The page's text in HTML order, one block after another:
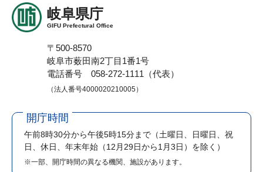
岐阜県庁
GIFU Prefectural Office
〒500-8570
岐阜市薮田南2丁目1番1号
電話番号 058-272-1111（代表）
（法人番号4000020210005）
開庁時間
午前8時30分から午後5時15分まで （土曜日、日曜日、祝
日、休日、年末年始（12月29日から1月3日）を除く）
※一部、開庁時間の異なる機関、施設があります。